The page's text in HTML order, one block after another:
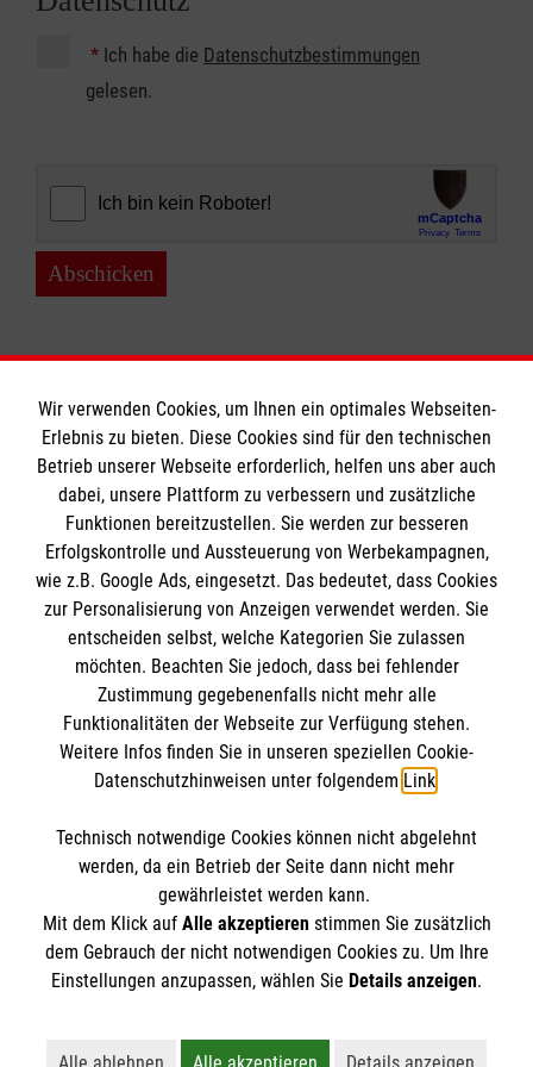
* Ich habe die Datenschutzbestimmungen
gelesen.
Abschicken
Informationen
Impressum
Datenschutz
Kontakt
Barrierefreiheit
Die Malteser
Malteser in Deutschland
Malteserorden
Sharepoint
Spendenkonto
IBAN: DE04370601201201223012
BIC: GENODED1PA7
So finden Sie uns
Weißenburger Str. 21
27570 Bremerhaven
Der Malteser Hilfsdienst e.V. ist als eingetragene
Gewerbesteuer befreit.
Wir verwenden Cookies, um Ihnen ein optimales Webseiten-
Erlebnis zu bieten. Diese Cookies sind für den technischen
Betrieb unserer Webseite erforderlich, helfen uns aber auch
dabei, unsere Plattform zu verbessern und zusätzliche
Funktionen bereitzustellen. Sie werden zur besseren
Erfolgskontrolle und Aussteuerung von Werbekampagnen,
wie z.B. Google Ads, eingesetzt. Das bedeutet, dass Cookies
zur Personalisierung von Anzeigen verwendet werden. Sie
entscheiden selbst, welche Kategorien Sie zulassen
möchten. Beachten Sie jedoch, dass bei fehlender
Zustimmung gegebenenfalls nicht mehr alle
Funktionalitäten der Webseite zur Verfügung stehen.
Weitere Infos finden Sie in unseren speziellen Cookie-
Datenschutzhinweisen unter folgendem Link.
Technisch notwendige Cookies können nicht abgelehnt
werden, da ein Betrieb der Seite dann nicht mehr
gewährleistet werden kann.
Mit dem Klick auf Alle akzeptierenstimmen Sie zusätzlich
dem Gebrauch der nicht notwendigen Cookies zu. Um Ihre
Einstellungen anzupassen, wählen Sie Details anzeigen.